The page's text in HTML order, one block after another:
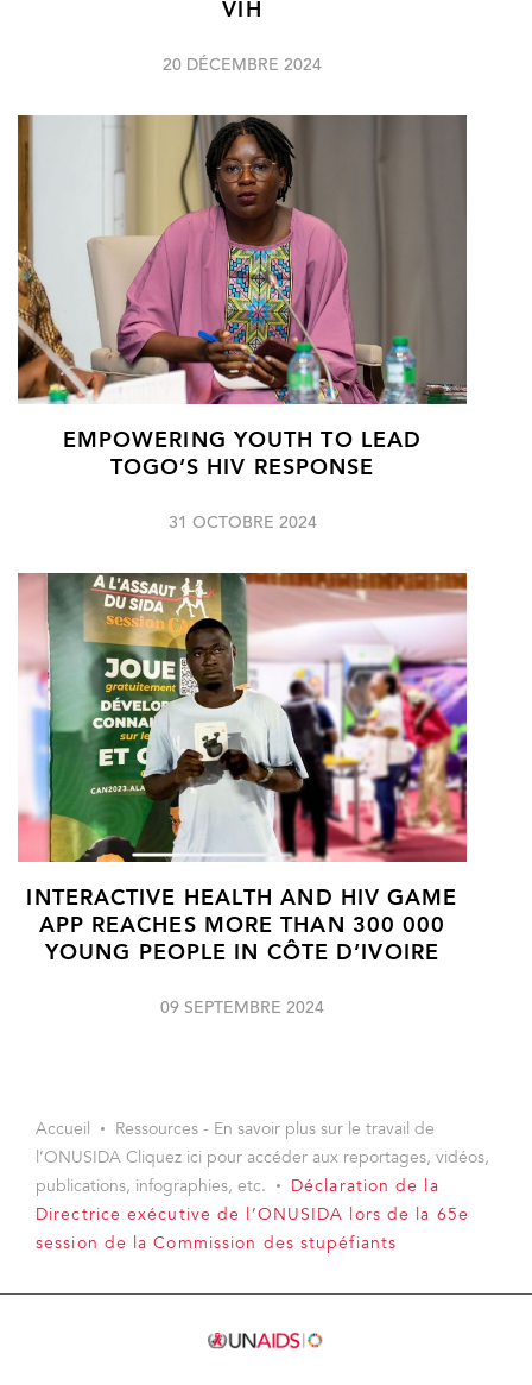
VIH
20 DÉCEMBRE 2024
EMPOWERING YOUTH TO LEAD
TOGO’S HIV RESPONSE
31 OCTOBRE 2024
INTERACTIVE HEALTH AND HIV GAME
APP REACHES MORE THAN 300 000
YOUNG PEOPLE IN CÔTE D’IVOIRE
09 SEPTEMBRE 2024
Accueil
Ressources - En savoir plus sur le travail de
l’ONUSIDA Cliquez ici pour accéder aux reportages, vidéos,
publications, infographies, etc.
Déclaration de la
Directrice exécutive de l’ONUSIDA lors de la 65e
session de la Commission des stupéfiants